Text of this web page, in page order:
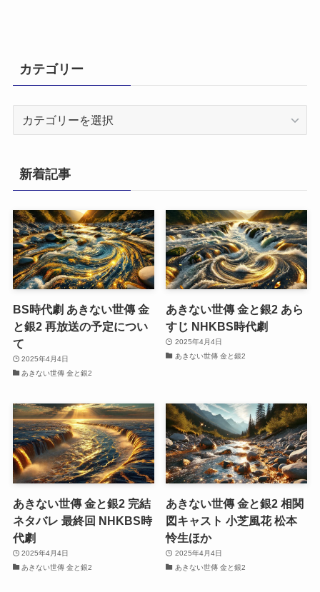
カテゴリー
リ
ー
新着記事
BS時代劇 あきない世傳 金
と銀2 再放送の予定につい
て
2025年4月4日
あきない世傳 金と銀2
あきない世傳 金と銀2 あら
すじ NHKBS時代劇
2025年4月4日
あきない世傳 金と銀2
あきない世傳 金と銀2 完結
ネタバレ 最終回 NHKBS時
代劇
2025年4月4日
あきない世傳 金と銀2
あきない世傳 金と銀2 相関
図キャスト 小芝風花 松本
怜生ほか
2025年4月4日
あきない世傳 金と銀2